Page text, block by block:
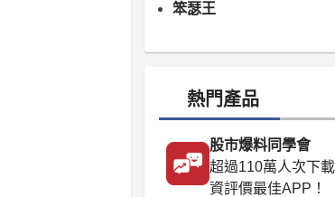
笨瑟王
熱門產品
股市爆料同學會
超過110萬人次下
資評價最佳APP！